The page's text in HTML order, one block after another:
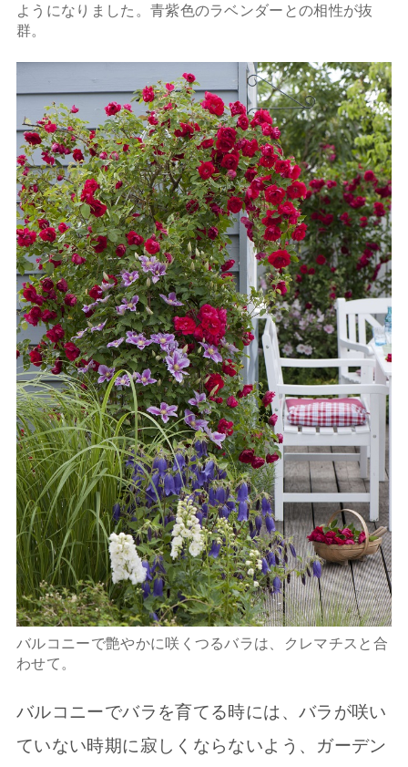
ようになりました。青紫色のラベンダーとの相性が抜
群。
バルコニーで艶やかに咲くつるバラは、クレマチスと合
わせて。
バルコニーでバラを育てる時には、バラが咲い
ていない時期に寂しくならないよう、ガーデン